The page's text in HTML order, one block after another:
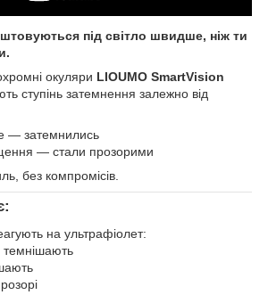
під світло швидше, ніж ти
окуляри LIOUMO SmartVision
ступінь затемнення залежно від
— затемнились
— стали прозорими
без компромісів.
на ультрафіолет: